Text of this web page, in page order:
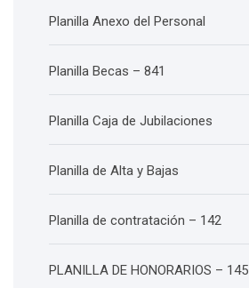
Planilla Anexo del Personal
Planilla Becas – 841
Planilla Caja de Jubilaciones
Planilla de Alta y Bajas
Planilla de contratación – 142
PLANILLA DE HONORARIOS – 145